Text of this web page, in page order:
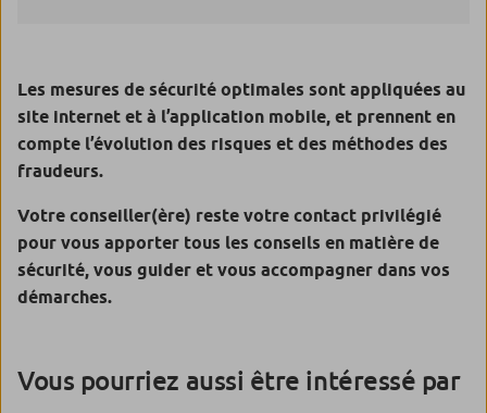
Les mesures de sécurité optimales sont appliquées au
site internet et à l’application mobile, et prennent en
compte l’évolution des risques et des méthodes des
fraudeurs.
Votre conseiller(ère) reste votre contact privilégié
pour vous apporter tous les conseils en matière de
sécurité, vous guider et vous accompagner dans vos
démarches.
Vous pourriez aussi être intéressé par